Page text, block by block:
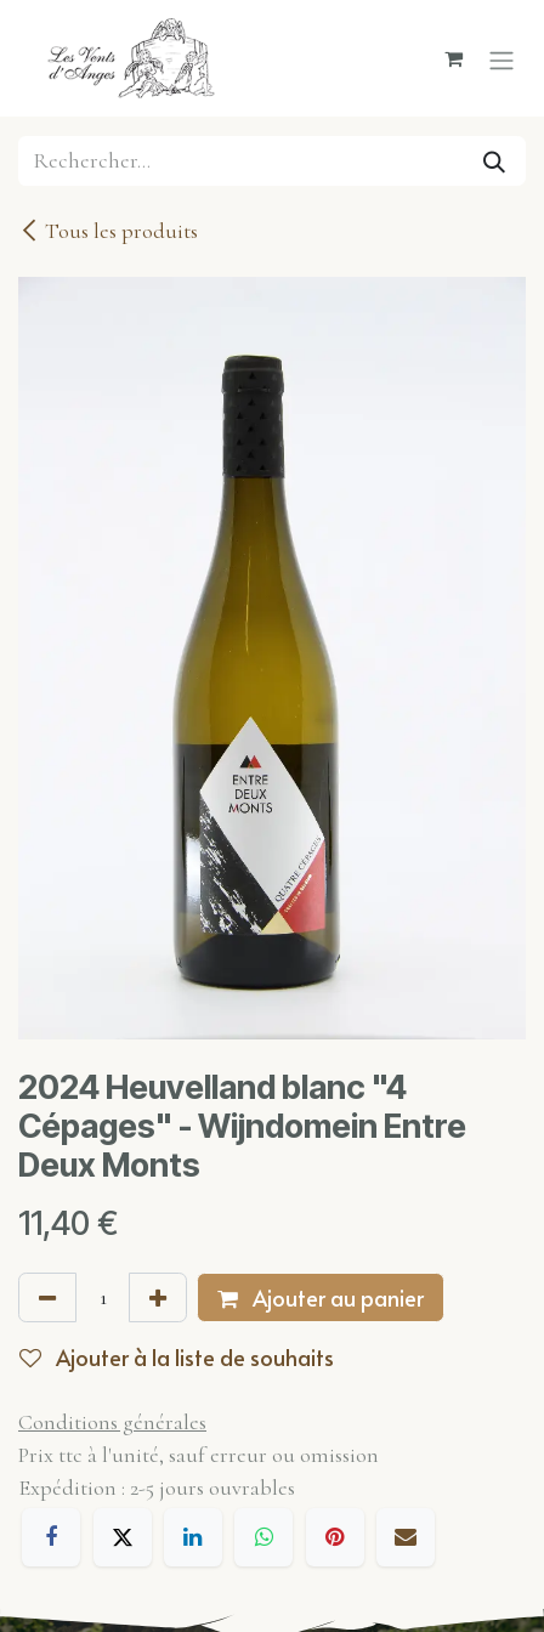
Se rendre au contenu
Tous les produits
2024 Heuvelland blanc "4
Cépages" - Wijndomein Entre
Deux Monts
11,40 €
Ajouter au panier
Ajouter à la liste de souhaits
Conditions générales
Prix ttc à l'unité, sauf erreur ou omission
Expédition : 2-5 jours ouvrables